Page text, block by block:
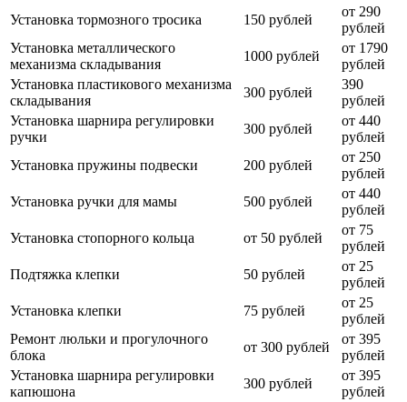
Установка тормозного тросика
150 рублей
от 290
рублей
Установка металлического
механизма складывания
1000 рублей
от 1790
рублей
Установка пластикового механизма
складывания
300 рублей
390
рублей
Установка шарнира регулировки
ручки
300 рублей
от 440
рублей
Установка пружины подвески
200 рублей
от 250
рублей
Установка ручки для мамы
500 рублей
от 440
рублей
Установка стопорного кольца
от 50 рублей
от 75
рублей
Подтяжка клепки
50 рублей
от 25
рублей
Установка клепки
75 рублей
от 25
рублей
Ремонт люльки и прогулочного
блока
от 300 рублей
от 395
рублей
Установка шарнира регулировки
капюшона
300 рублей
от 395
рублей